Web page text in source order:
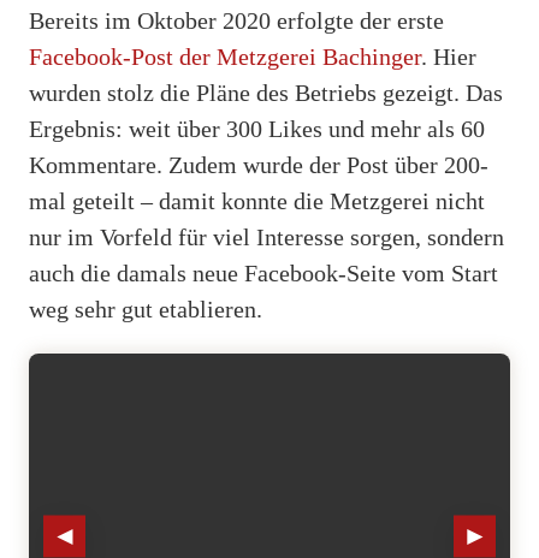
Bereits im Oktober 2020 erfolgte der erste
Facebook-Post der Metzgerei Bachinger. Hier
wurden stolz die Pläne des Betriebs gezeigt. Das
Ergebnis: weit über 300 Likes und mehr als 60
Kommentare. Zudem wurde der Post über 200-
mal geteilt – damit konnte die Metzgerei nicht
nur im Vorfeld für viel Interesse sorgen, sondern
auch die damals neue Facebook-Seite vom Start
weg sehr gut etablieren.
◄ ►